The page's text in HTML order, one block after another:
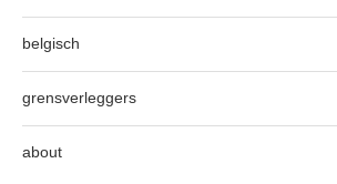
belgisch
grensverleggers
about